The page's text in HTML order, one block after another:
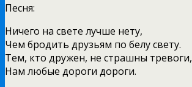
Песня:
Ничего на свете лучше нету,
Чем бродить друзьям по белу свету.
Тем, кто дружен, не страшны тревоги,
Нам любые дороги дороги.